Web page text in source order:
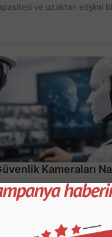
ve uzaktan erişimi
Kameraları
kameraları; insan, araç
uyarı sunar. Ev ve iş